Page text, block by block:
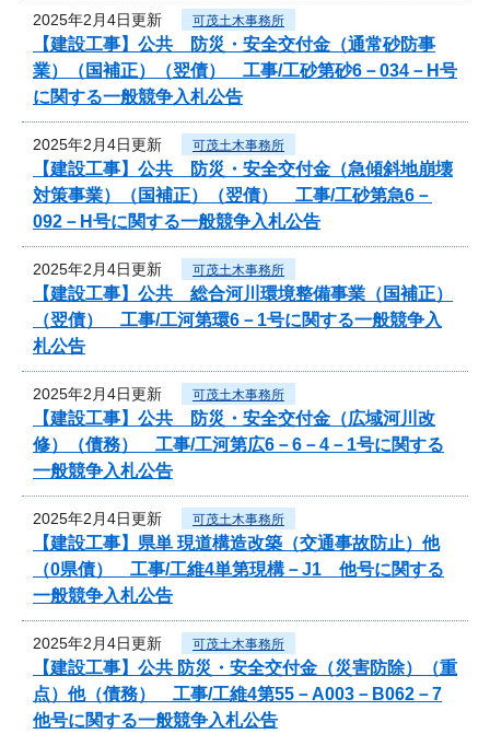
2025年2月4日更新 可茂土木事務所
【建設工事】公共 防災・安全交付金（通常砂防事
業）（国補正）（翌債） 工事/工砂第砂6－034－H号
に関する一般競争入札公告
2025年2月4日更新 可茂土木事務所
【建設工事】公共 防災・安全交付金（急傾斜地崩壊
対策事業）（国補正）（翌債） 工事/工砂第急6－
092－H号に関する一般競争入札公告
2025年2月4日更新 可茂土木事務所
【建設工事】公共 総合河川環境整備事業（国補正）
（翌債） 工事/工河第環6－1号に関する一般競争入
札公告
2025年2月4日更新 可茂土木事務所
【建設工事】公共 防災・安全交付金（広域河川改
修）（債務） 工事/工河第広6－6－4－1号に関する
一般競争入札公告
2025年2月4日更新 可茂土木事務所
【建設工事】県単 現道構造改築（交通事故防止）他
（0県債） 工事/工維4単第現構－J1 他号に関する
一般競争入札公告
2025年2月4日更新 可茂土木事務所
【建設工事】公共 防災・安全交付金（災害防除）（重
点）他（債務） 工事/工維4第55－A003－B062－7
他号に関する一般競争入札公告